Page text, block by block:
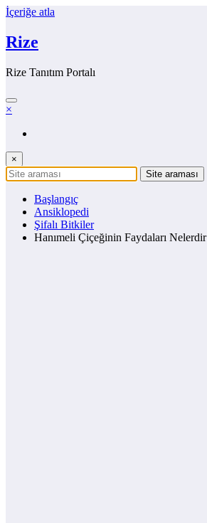
İçeriğe atla
Rize
Rize Tanıtım Portalı
×
×
Başlangıç
Ansiklopedi
Şifalı Bitkiler
Hanımeli Çiçeğinin Faydaları Nelerdir